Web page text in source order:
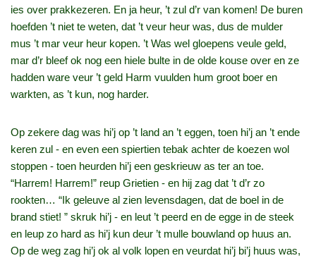
ies over prakkezeren. En ja heur, ’t zul d’r van komen! De buren
hoefden ’t niet te weten, dat ’t veur heur was, dus de mulder
mus ’t mar veur heur kopen. ’t Was wel gloepens veule geld,
mar d’r bleef ok nog een hiele bulte in de olde kouse over en ze
hadden ware veur ’t geld Harm vuulden hum groot boer en
warkten, as ’t kun, nog harder.
Op zekere dag was hi’j op ’t land an ’t eggen, toen hi’j an ’t ende
keren zul ‑ en even een spiertien tebak achter de koezen wol
stoppen ‑ toen heurden hi’j een geskrieuw as ter an toe.
“Harrem! Harrem!” reup Grietien ‑ en hij zag dat ’t d’r zo
rookten… “Ik geleuve al zien levensdagen, dat de boel in de
brand stiet! ” skruk hi’j ‑ en leut ’t peerd en de egge in de steek
en leup zo hard as hi’j kun deur ’t mulle bouwland op huus an.
Op de weg zag hi’j ok al volk lopen en veurdat hi’j bi’j huus was,